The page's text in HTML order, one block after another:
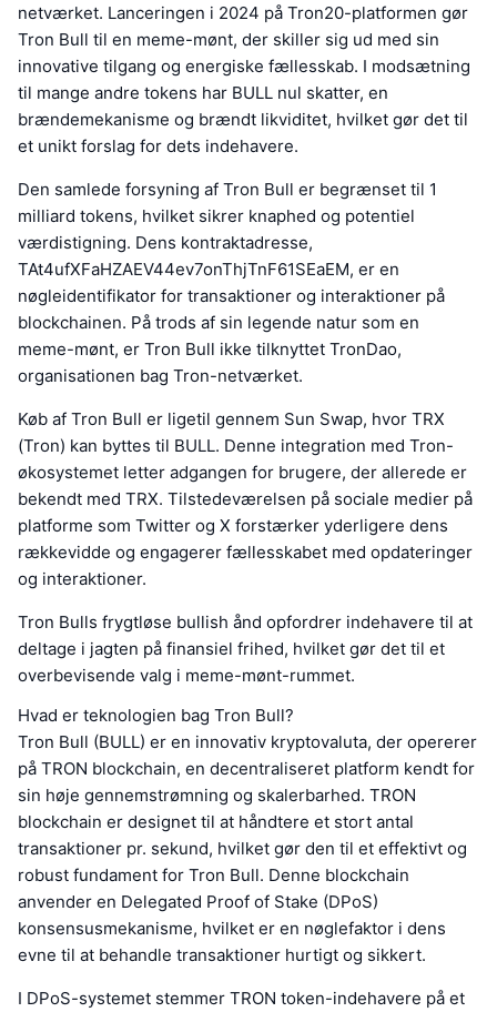
netværket. Lanceringen i 2024 på Tron20-platformen gør
Tron Bull til en meme-mønt, der skiller sig ud med sin
innovative tilgang og energiske fællesskab. I modsætning
til mange andre tokens har BULL nul skatter, en
brændemekanisme og brændt likviditet, hvilket gør det til
et unikt forslag for dets indehavere.
Den samlede forsyning af Tron Bull er begrænset til 1
milliard tokens, hvilket sikrer knaphed og potentiel
værdistigning. Dens kontraktadresse,
TAt4ufXFaHZAEV44ev7onThjTnF61SEaEM, er en
nøgleidentifikator for transaktioner og interaktioner på
blockchainen. På trods af sin legende natur som en
meme-mønt, er Tron Bull ikke tilknyttet TronDao,
organisationen bag Tron-netværket.
Køb af Tron Bull er ligetil gennem Sun Swap, hvor TRX
(Tron) kan byttes til BULL. Denne integration med Tron-
økosystemet letter adgangen for brugere, der allerede er
bekendt med TRX. Tilstedeværelsen på sociale medier på
platforme som Twitter og X forstærker yderligere dens
rækkevidde og engagerer fællesskabet med opdateringer
og interaktioner.
Tron Bulls frygtløse bullish ånd opfordrer indehavere til at
deltage i jagten på finansiel frihed, hvilket gør det til et
overbevisende valg i meme-mønt-rummet.
Hvad er teknologien bag Tron Bull?
Tron Bull (BULL) er en innovativ kryptovaluta, der opererer
på TRON blockchain, en decentraliseret platform kendt for
sin høje gennemstrømning og skalerbarhed. TRON
blockchain er designet til at håndtere et stort antal
transaktioner pr. sekund, hvilket gør den til et effektivt og
robust fundament for Tron Bull. Denne blockchain
anvender en Delegated Proof of Stake (DPoS)
konsensusmekanisme, hvilket er en nøglefaktor i dens
evne til at behandle transaktioner hurtigt og sikkert.
I DPoS-systemet stemmer TRON token-indehavere på et